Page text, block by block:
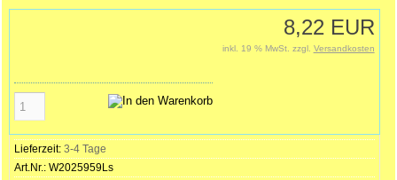
8,22 EUR
inkl. 19 % MwSt. zzgl. Versandkosten
Lieferzeit: 3-4 Tage
Art.Nr.: W2025959Ls